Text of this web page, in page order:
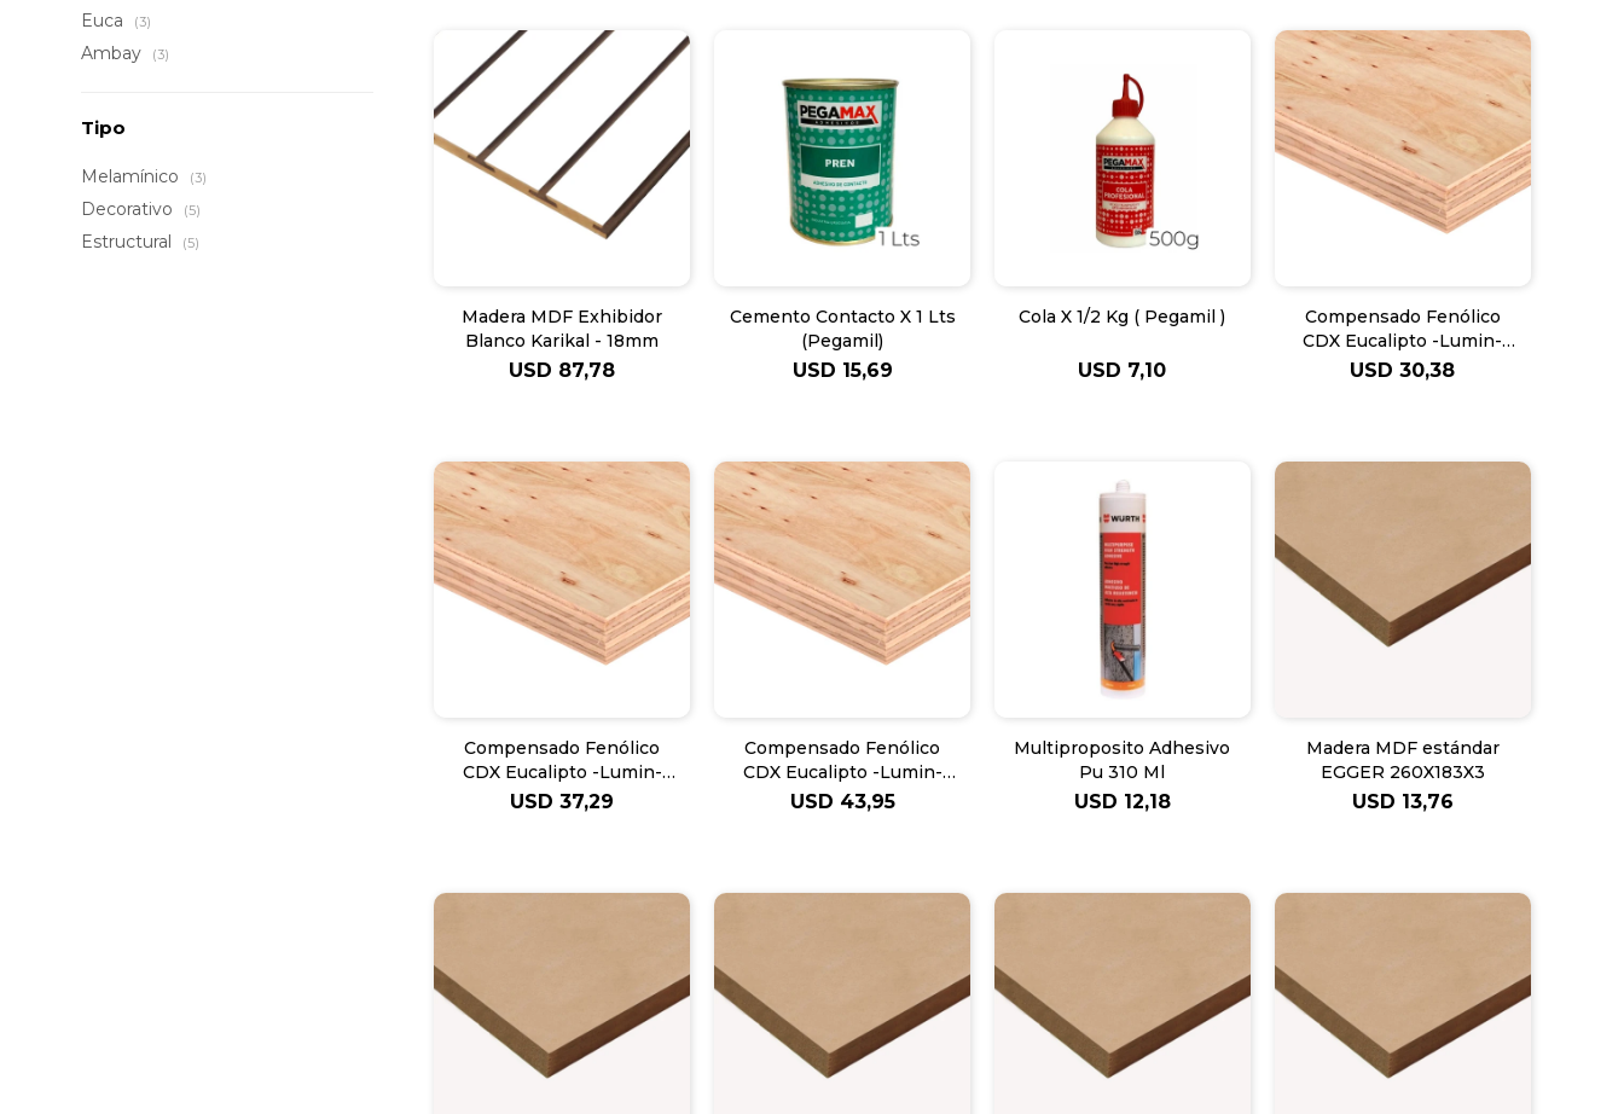
Madera MDF Exhibidor
Blanco Karikal - 18mm
USD 87,78
Cemento Contacto X 1 Lts
(Pegamil)
USD 15,69
Cola X 1/2 Kg ( Pegamil )
USD 7,10
Compensado Fenólico
CDX Eucalipto -Lumin-
12mm
USD 30,38
Compensado Fenólico
CDX Eucalipto -Lumin-
15mm
USD 37,29
Compensado Fenólico
CDX Eucalipto -Lumin-
18mm
USD 43,95
Multiproposito Adhesivo
Pu 310 Ml
USD 12,18
Madera MDF estándar
EGGER 260X183X3
USD 13,76
Euca (3)
Ambay (3)
Tipo
Melamínico (3)
Decorativo (5)
Estructural (5)